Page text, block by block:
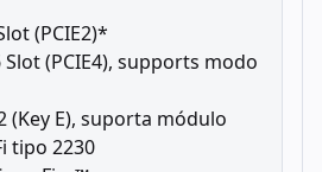
(PCIE2)*
Slot (PCIE4), supports modo
(Key E), suporta módulo
tipo 2230